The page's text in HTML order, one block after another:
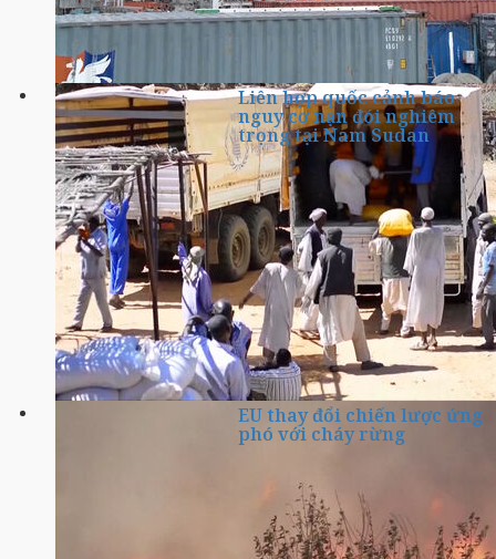
Liên hợp quốc cảnh báo
nguy cơ nạn đói nghiêm
trọng tại Nam Sudan
EU thay đổi chiến lược ứng
phó với cháy rừng